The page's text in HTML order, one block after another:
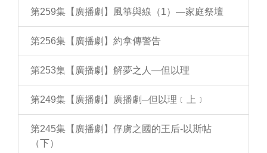
第259集【廣播劇】風箏與線（1）—家庭祭壇
第256集【廣播劇】約拿傳警告
第253集【廣播劇】解夢之人—但以理
第249集【廣播劇】廣播劇─但以理﹝上﹞
第245集【廣播劇】俘虜之國的王后-以斯帖
（下）